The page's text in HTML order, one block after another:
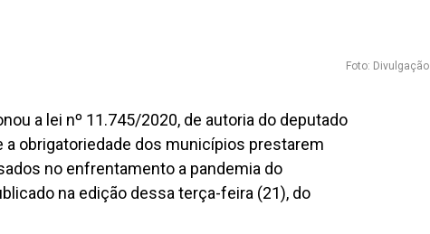
Foto: Divulgação
a lei nº 11.745/2020, de autoria do deputado
a obrigatoriedade dos municípios prestarem
no enfrentamento a pandemia do
na edição dessa terça-feira (21), do